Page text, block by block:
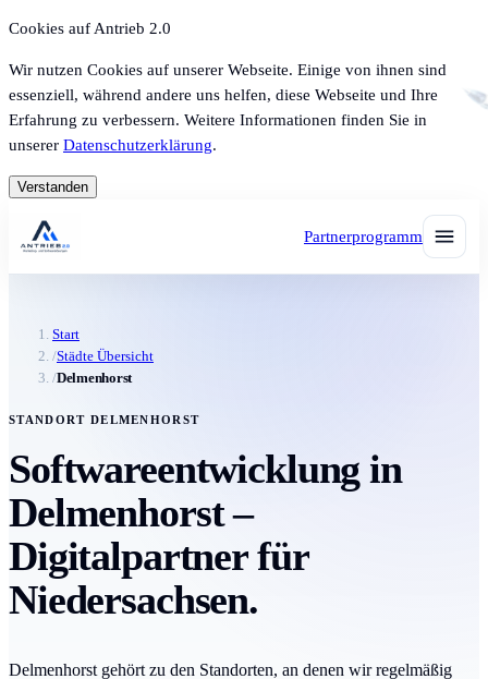
Cookies auf Antrieb 2.0
Wir nutzen Cookies auf unserer Webseite. Einige von ihnen sind
essenziell, während andere uns helfen, diese Webseite und Ihre
Erfahrung zu verbessern. Weitere Informationen finden Sie in
unserer Datenschutzerklärung.
Verstanden
Partnerprogramm
Start
/Städte Übersicht
/Delmenhorst
STANDORT DELMENHORST
Softwareentwicklung in
Delmenhorst –
Digitalpartner für
Niedersachsen.
Delmenhorst gehört zu den Standorten, an denen wir regelmäßig